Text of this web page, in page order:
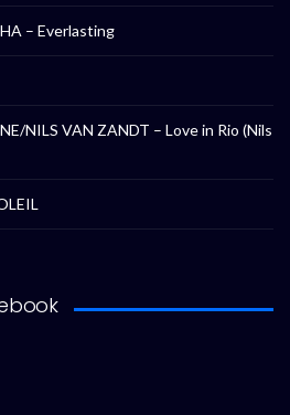
– Everlasting
NILS VAN ZANDT – Love in Rio (Nils